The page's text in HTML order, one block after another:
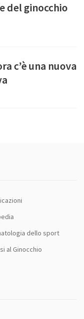
del ginocchio
c’è una nuova
dello sport
al Ginocchio